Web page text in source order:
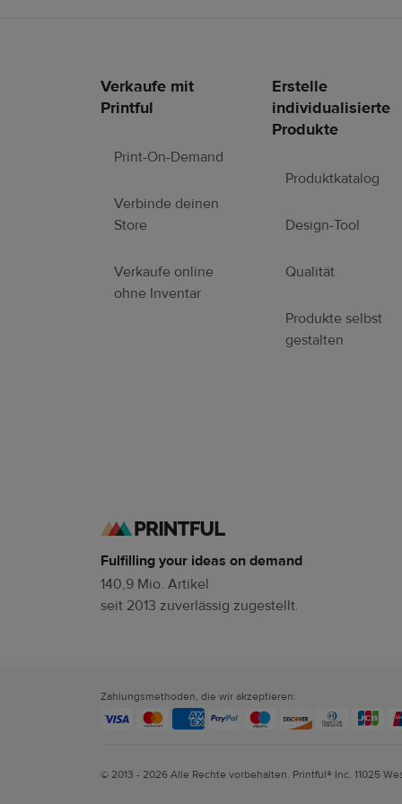
Fußzeilen-
Links
Verkaufe mit
Printful
Print-On-Demand
Verbinde deinen
Store
Verkaufe online
ohne Inventar
Erstelle
individualisierte
Produkte
Produktkatalog
Design-Tool
Qualität
Produkte selbst
gestalten
Fulfilling your ideas on demand
140,9 Mio. Artikel
seit 2013 zuverlässig zugestellt.
Zahlungsmethoden, die wir akzeptieren:
© 2013 - 2026 Alle Rechte vorbehalten. Printful® Inc. 11025